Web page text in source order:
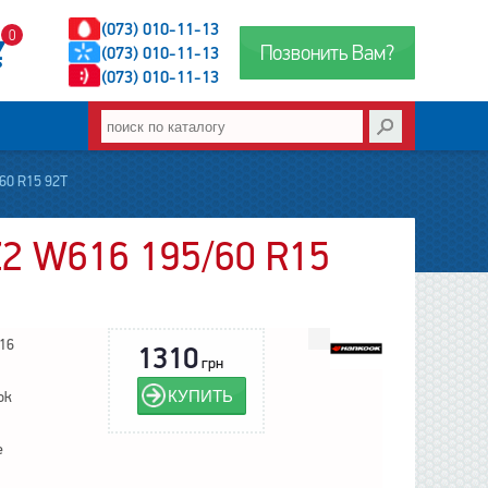
Позвонить Вам?
(073) 010-11-13
(073) 010-11-13
(073) 010-11-13
0
R15 92T
W616 195/60 R15
1310грн
КУПИТЬ